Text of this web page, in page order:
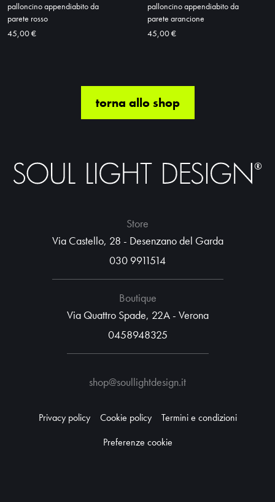
palloncino appendiabito da
parete rosso
45,00 €
palloncino appendiabito da
parete arancione
45,00 €
torna allo shop
Store
Via Castello, 28 - Desenzano del Garda
030 9911514
Boutique
Via Quattro Spade, 22A - Verona
0458948325
shop@soullightdesign.it
Privacy policy Cookie policy
Termini e condizioni
Preferenze cookie